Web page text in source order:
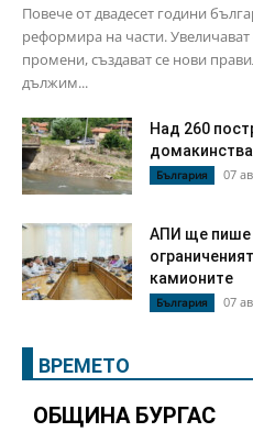
Повече от двадесет години
реформира на части.
промени, създават се нови
дължим...
Над 260
България 07
АПИ ще пише
камионите
България 07
ВРЕМЕТО
ОБЩИНА БУРГАС